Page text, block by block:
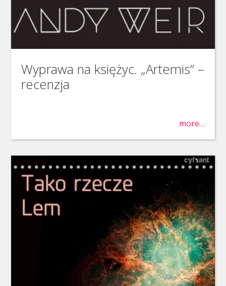
Wyprawa na księżyc. „Artemis” –
recenzja
more…